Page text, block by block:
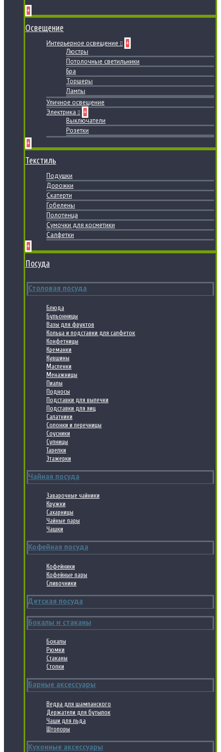
+
Освещение
Интерьерное освещение
+
Люстры
Потолочные светильники
Бра
Торшеры
Лампы
Уличное освещение
Электрика
+
Выключатели
Розетки
+
Текстиль
Подушки
Дорожки
Скатерти
Гобелены
Полотенца
Сумочки для косметики
Салфетки
+
Посуда
Столовая посуда
Блюда
Бульонницы
Вазы для фруктов
Кольца и подставки для салфеток
Конфетницы
Креманки
Кувшины
Масленки
Менажницы
Пиалы
Подносы
Подставки для выпечки
Подставки для яиц
Салатники
Солонки и перечницы
Соусники
Супницы
Тарелки
Этажерки
Чайная посуда
Заварочные чайники
Кружки
Сахарницы
Чайные пары
Чашки
Кофейная посуда
Кофейники
Кофейные пары
Сливочники
Детская посуда
Бокалы и стаканы
Бокалы
Рюмки
Стаканы
Стопки
Барные аксессуары
Ведра для шампанского
Держатели для бутылок
Чаши для льда
Штопоры
Кухонные аксессуары